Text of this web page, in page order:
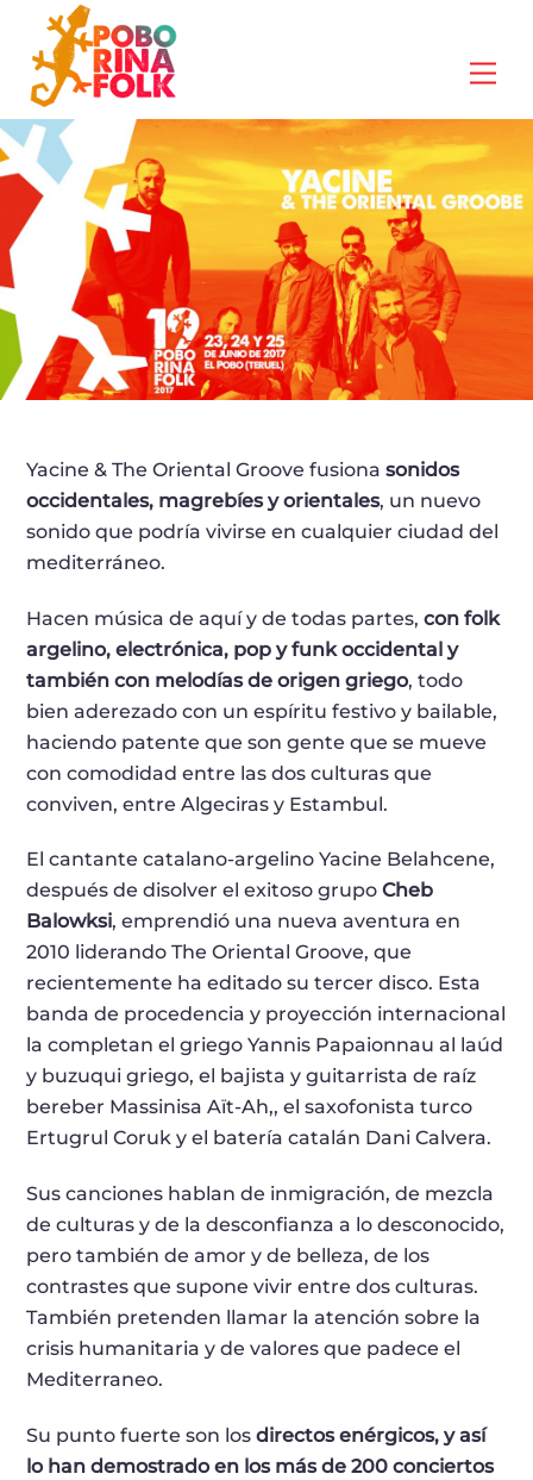
content
Yacine & The Oriental Groove fusionasonidos
occidentales, magrebíes y orientales, un nuevo
sonido que podría vivirse en cualquier ciudad del
mediterráneo.
Hacen música de aquí y de todas partes,con folk
argelino, electrónica, pop y funk occidental y
también con melodías de origen griego, todo
bien aderezado con un espíritu festivo y bailable,
haciendo patente que son gente que se mueve
con comodidad entre las dos culturas que
conviven, entre Algeciras y Estambul.
El cantante catalano-argelino Yacine Belahcene,
después de disolver el exitoso grupo Cheb
Balowksi, emprendió una nueva aventura en
2010 liderando The Oriental Groove, que
recientemente ha editado su tercer disco. Esta
banda de procedencia y proyección internacional
la completan el griego Yannis Papaionnau al laúd
y buzuqui griego, el bajista y guitarrista de raíz
bereber Massinisa Aït-Ah,, el saxofonista turco
Ertugrul Coruk y el batería catalán Dani Calvera.
Sus canciones hablan de inmigración, de mezcla
de culturas y de la desconfianza a lo desconocido,
pero también de amor y de belleza, de los
contrastes que supone vivir entre dos culturas.
También pretenden llamar la atención sobre la
crisis humanitaria y de valores que padece el
Mediterraneo.
Su punto fuerte son losdirectos enérgicos, y así
lo han demostrado en los más de 200 conciertos